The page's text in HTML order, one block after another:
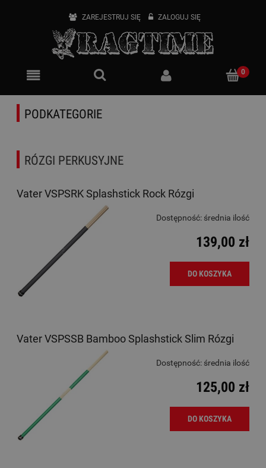
ZAREJESTRUJ SIĘ ZALOGUJ SIĘ
PODKATEGORIE
RÓZGI PERKUSYJNE
Vater VSPSRK Splashstick Rock Rózgi
Dostępność: średnia ilość
139,00 zł
DO KOSZYKA
Vater VSPSSB Bamboo Splashstick Slim Rózgi
Dostępność: średnia ilość
125,00 zł
DO KOSZYKA